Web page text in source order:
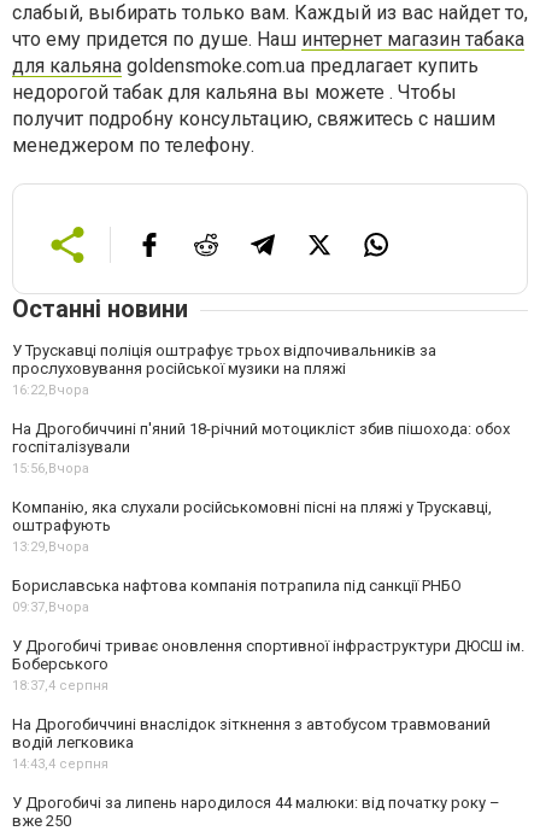
слабый, выбирать только вам. Каждый из вас найдет то,
что ему придется по душе. Наш интернет магазин табака
для кальяна goldensmoke.com.ua предлагает купить
недорогой табак для кальяна вы можете . Чтобы
получит подробну консультацию, свяжитесь с нашим
менеджером по телефону.
Останні новини
У Трускавці поліція оштрафує трьох відпочивальників за
прослуховування російської музики на пляжі
16:22,Вчора
На Дрогобиччині п'яний 18-річний мотоцикліст збив пішохода: обох
госпіталізували
15:56,Вчора
Компанію, яка слухали російськомовні пісні на пляжі у Трускавці,
оштрафують
13:29,Вчора
Бориславська нафтова компанія потрапила під санкції РНБО
09:37,Вчора
У Дрогобичі триває оновлення спортивної інфраструктури ДЮСШ ім.
Боберського
18:37,4 серпня
На Дрогобиччині внаслідок зіткнення з автобусом травмований
водій легковика
14:43,4 серпня
У Дрогобичі за липень народилося 44 малюки: від початку року –
вже 250